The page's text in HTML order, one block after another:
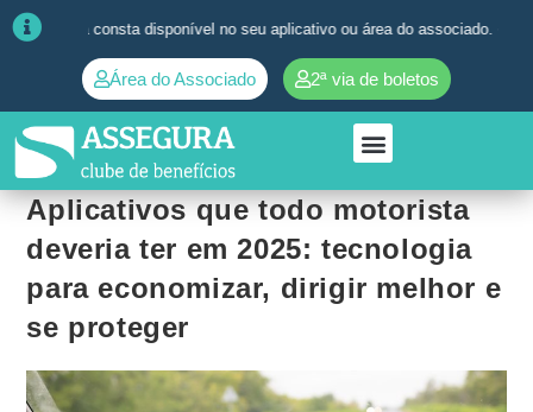
disponível no seu aplicativo ou área do associado. ➜ Quaisquer
Área do Associado 2ª via de boletos
Aplicativos que todo motorista
deveria ter em 2025: tecnologia
para economizar, dirigir melhor e
se proteger